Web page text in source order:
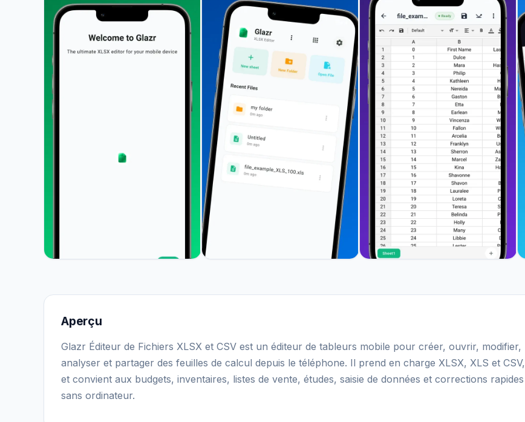
Aperçu
Glazr Éditeur de Fichiers XLSX et CSV est un éditeur de tableurs mobile pour créer, ouvrir, modifier,
analyser et partager des feuilles de calcul depuis le téléphone. Il prend en charge XLSX, XLS et CSV,
et convient aux budgets, inventaires, listes de vente, études, saisie de données et corrections rapides
sans ordinateur.